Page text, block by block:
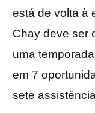
está de volta à
Chay deve ser
uma
em 7
sete